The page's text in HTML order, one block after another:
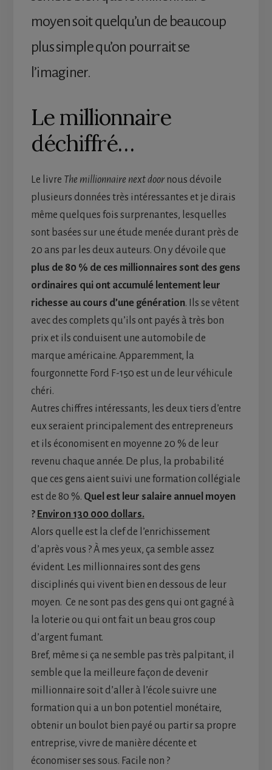
moyen soit quelqu’un de beaucoup
plus simple qu’on pourrait se
l’imaginer.
Le millionnaire
déchiffré…
Le livre The millionnaire next doornous dévoile
plusieurs données très intéressantes et je dirais
même quelques fois surprenantes, lesquelles
sont basées sur une étude menée durant près de
20 ans par les deux auteurs. On y dévoile que
plus de 80 % de ces millionnaires sont des gens
ordinaires qui ont accumulé lentement leur
richesse au cours d’une génération. Ils se vêtent
avec des complets qu’ils ont payés à très bon
prix et ils conduisent une automobile de
marque américaine. Apparemment, la
fourgonnette Ford F-150 est un de leur véhicule
chéri.
Autres chiffres intéressants, les deux tiers d’entre
eux seraient principalement des entrepreneurs
et ils économisent en moyenne 20 % de leur
revenu chaque année. De plus, la probabilité
que ces gens aient suivi une formation collégiale
est de 80 %. Quel est leur salaire annuel moyen
? Environ 130 000 dollars.
Alors quelle est la clef de l’enrichissement
d’après vous ? À mes yeux, ça semble assez
évident. Les millionnaires sont des gens
disciplinés qui vivent bien en dessous de leur
moyen. Ce ne sont pas des gens qui ont gagné à
la loterie ou qui ont fait un beau gros coup
d’argent fumant.
Bref, même si ça ne semble pas très palpitant, il
semble que la meilleure façon de devenir
millionnaire soit d’aller à l’école suivre une
formation qui a un bon potentiel monétaire,
obtenir un boulot bien payé ou partir sa propre
entreprise, vivre de manière décente et
économiser ses sous. Facile non ?